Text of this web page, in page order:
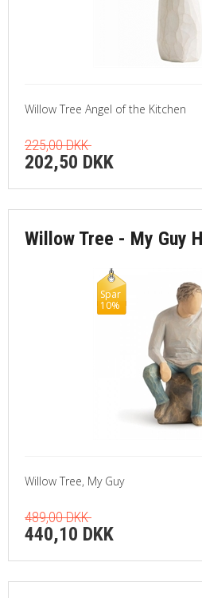
Willow Tree Angel of the Kitchen
225,00 DKK
202,50 DKK
Willow Tree - My Guy
Spar
10%
Willow Tree, My Guy
489,00 DKK
440,10 DKK